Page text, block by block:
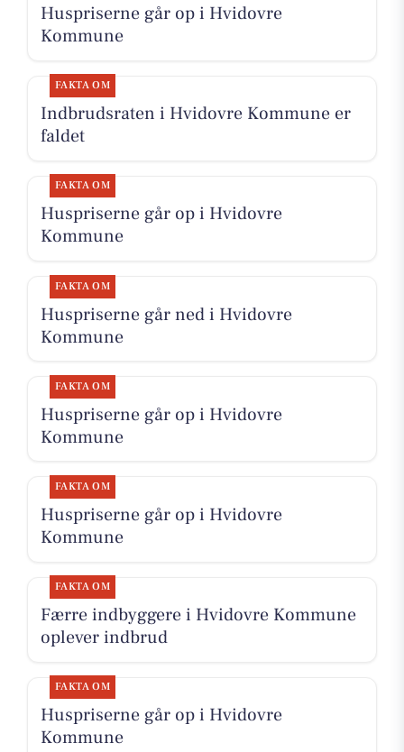
Huspriserne går op i Hvidovre
Kommune
FAKTA OM
Indbrudsraten i Hvidovre Kommune er
faldet
FAKTA OM
Huspriserne går op i Hvidovre
Kommune
FAKTA OM
Huspriserne går ned i Hvidovre
Kommune
FAKTA OM
Huspriserne går op i Hvidovre
Kommune
FAKTA OM
Huspriserne går op i Hvidovre
Kommune
FAKTA OM
Færre indbyggere i Hvidovre Kommune
oplever indbrud
FAKTA OM
Huspriserne går op i Hvidovre
Kommune